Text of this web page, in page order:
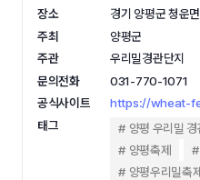
장소
경기 양평군 청운
주최
양평군
주관
우리밀경관단지
문의전화
031-770-1071
공식사이트
https://wheat-
태그
양평 우리밀
양평축제
양평우리밀축제